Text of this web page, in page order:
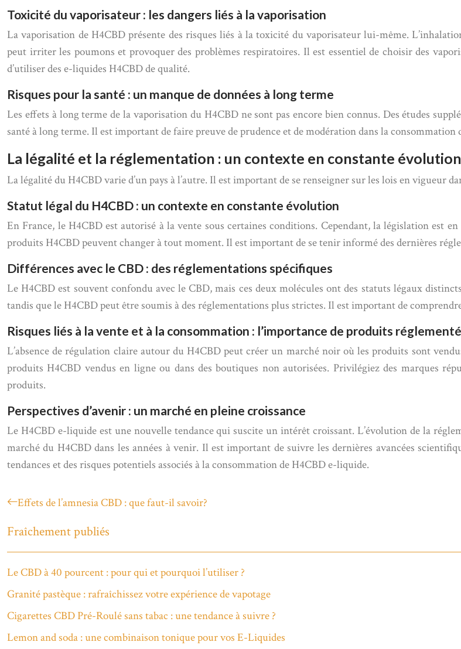
Toxicité du vaporisateur : les dangers liés à la vaporisation
La vaporisation de H4CBD présente des risques liés à la toxicité du vaporisateur lui-même.
peut irriter les poumons et provoquer des problèmes respiratoires. Il est essentiel de choisir des
d’utiliser des e-liquides H4CBD de qualité.
Risques pour la santé : un manque de données à long terme
Les effets à long terme de la vaporisation du H4CBD ne sont pas encore bien connus. Des études
santé à long terme. Il est important de faire preuve de prudence et de modération dans la consommation
La légalité et la réglementation : un contexte en constante évolution
La légalité du H4CBD varie d’un pays à l’autre. Il est important de se renseigner sur les lois en vigueur
Statut légal du H4CBD : un contexte en constante évolution
En France, le H4CBD est autorisé à la vente sous certaines conditions. Cependant, la législation est
produits H4CBD peuvent changer à tout moment. Il est important de se tenir informé des dernières
Différences avec le CBD : des réglementations spécifiques
Le H4CBD est souvent confondu avec le CBD, mais ces deux molécules ont des statuts légaux
tandis que le H4CBD peut être soumis à des réglementations plus strictes. Il est important de
Risques liés à la vente et à la consommation : l’importance de produits
L’absence de régulation claire autour du H4CBD peut créer un marché noir où les produits sont
produits H4CBD vendus en ligne ou dans des boutiques non autorisées. Privilégiez des marques
produits.
Perspectives d’avenir : un marché en pleine croissance
Le H4CBD e-liquide est une nouvelle tendance qui suscite un intérêt croissant. L’évolution de la
marché du H4CBD dans les années à venir. Il est important de suivre les dernières avancées
tendances et des risques potentiels associés à la consommation de H4CBD e-liquide.
Effets de l’amnesia CBD : que faut-il savoir?
Fraîchement publiés
Le CBD à 40 pourcent : pour qui et pourquoi l’utiliser ?
Granité pastèque : rafraîchissez votre expérience de vapotage
Cigarettes CBD Pré-Roulé sans tabac : une tendance à suivre ?
Lemon and soda : une combinaison tonique pour vos E-Liquides